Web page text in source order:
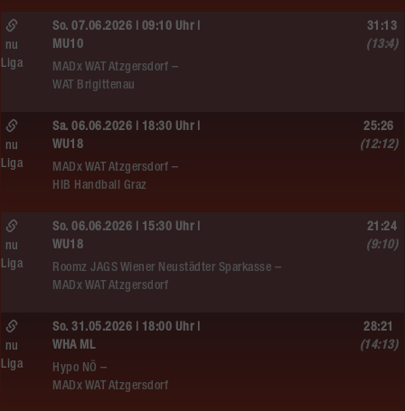
So. 07.06.2026 | 09:10 Uhr |
MU10
MADx WAT Atzgersdorf –
WAT Brigittenau
nu
Liga
31:13
(13:4)
Sa. 06.06.2026 | 18:30 Uhr |
WU18
MADx WAT Atzgersdorf –
HIB Handball Graz
nu
Liga
25:26
(12:12)
So. 06.06.2026 | 15:30 Uhr |
WU18
Roomz JAGS Wiener Neustädter Sparkasse –
MADx WAT Atzgersdorf
nu
Liga
21:24
(9:10)
So. 31.05.2026 | 18:00 Uhr |
WHA ML
Hypo NÖ –
MADx WAT Atzgersdorf
nu
Liga
28:21
(14:13)